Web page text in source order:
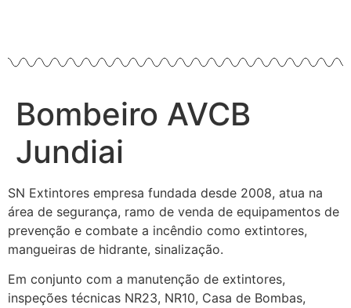
Bombeiro AVCB
Jundiai
SN Extintores empresa fundada desde 2008, atua na
área de segurança, ramo de venda de equipamentos de
prevenção e combate a incêndio como extintores,
mangueiras de hidrante, sinalização.
Em conjunto com a manutenção de extintores,
inspeções técnicas NR23, NR10, Casa de Bombas,